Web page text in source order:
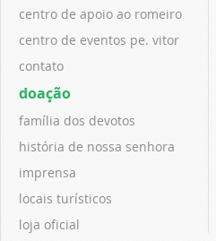
centro de apoio ao romeiro
centro de eventos pe. vitor
contato
doação
família dos devotos
história de nossa senhora
imprensa
locais turísticos
loja oficial